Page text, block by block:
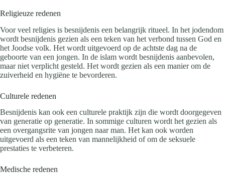
Religieuze redenen
Voor veel religies is besnijdenis een belangrijk ritueel. In het jodendom
wordt besnijdenis gezien als een teken van het verbond tussen God en
het Joodse volk. Het wordt uitgevoerd op de achtste dag na de
geboorte van een jongen. In de islam wordt besnijdenis aanbevolen,
maar niet verplicht gesteld. Het wordt gezien als een manier om de
zuiverheid en hygiëne te bevorderen.
Culturele redenen
Besnijdenis kan ook een culturele praktijk zijn die wordt doorgegeven
van generatie op generatie. In sommige culturen wordt het gezien als
een overgangsrite van jongen naar man. Het kan ook worden
uitgevoerd als een teken van mannelijkheid of om de seksuele
prestaties te verbeteren.
Medische redenen